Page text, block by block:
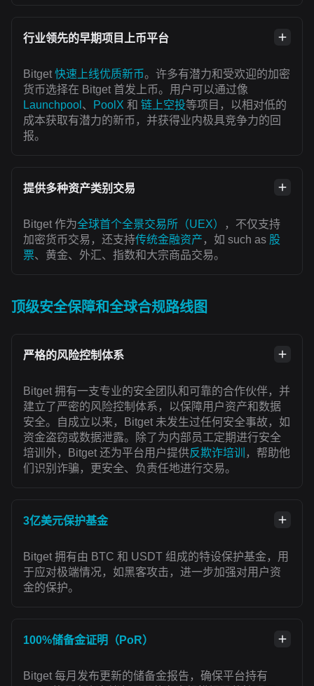
行业领先的早期项目上币平台
Bitget 快速上线优质新币。许多有潜力和受欢迎的加密
货币选择在 Bitget 首发上币。用户可以通过像
Launchpool 、 PoolX 和 链上空投等项目，以相对低的
成本获取有潜力的新币，并获得业内极具竞争力的回
报。
提供多种资产类别交易
Bitget 作为全球首个全景交易所（UEX）
，不仅支持
加密货币交易，还支持传统金融资产 ，如 such as 股
票、黄金、外汇、指数和大宗商品交易。
顶级安全保障和全球合规路线图
严格的风险控制体系
Bitget 拥有一支专业的安全团队和可靠的合作伙伴，并
建立了严密的风险控制体系，以保障用户资产和数据
安全。自成立以来，Bitget 未发生过任何安全事故，如
资金盗窃或数据泄露。除了为内部员工定期进行安全
培训外，Bitget 还为平台用户提供反欺诈培训
，帮助他
们识别诈骗，更安全、负责任地进行交易。
3亿美元保护基金
Bitget 拥有由 BTC 和 USDT 组成的特设保护基金，用
于应对极端情况，如黑客攻击，进一步加强对用户资
金的保护。
100%储备金证明（PoR）
Bitget 每月发布更新的储备金报告，确保平台持有